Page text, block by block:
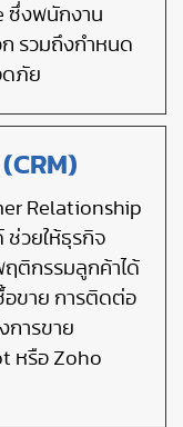
ซึ่งพนักงาน
ก รวมถึงกำหนด
ดภัย
Relationship
ช่วยให้ธุรกิจ
ฤติกรรมลูกค้าได้
อขาย การติดต่อ
การขาย
หรือ Zoho